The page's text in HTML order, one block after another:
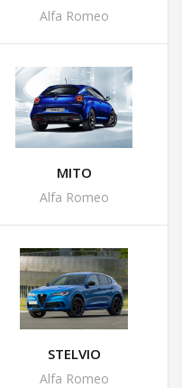
Alfa Romeo
MITO
Alfa Romeo
STELVIO
Alfa Romeo